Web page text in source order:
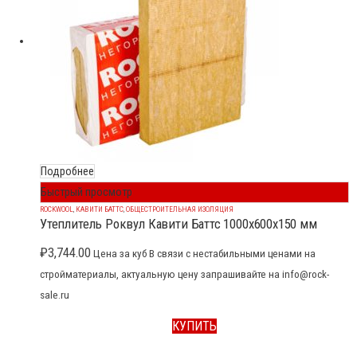
Подробнее
Быстрый просмотр
ROCKWOOL КАВИТИ БАТТС ОБЩЕСТРОИТЕЛЬНАЯ ИЗОЛЯЦИЯ
Утеплитель Роквул Кавити Баттс 1000x600x150 мм
₽3,744.00 Цена за куб В связи с нестабильными ценами на
стройматериалы, актуальную цену запрашивайте на info@rock-
sale.ru
КУПИТЬ